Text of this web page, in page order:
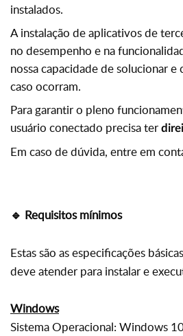
instalados.
A instalação de aplicativos de
no desempenho e na
nossa capacidade de solucionar
caso ocorram.
Para garantir o pleno
usuário conectado precisa ter
Em caso de dúvida, entre em
🔹 Requisitos mínimos
Estas são as especificações
deve atender para instalar e
Windows
Sistema Operacional: Windows